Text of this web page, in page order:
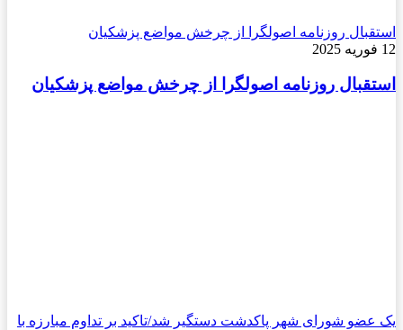
استقبال روزنامه اصولگرا از چرخش مواضع پزشکیان
12 فوریه 2025
استقبال روزنامه اصولگرا از چرخش مواضع پزشکیان
یک عضو شورای شهر پاکدشت دستگیر شد/تاکید بر تداوم مبارزه با